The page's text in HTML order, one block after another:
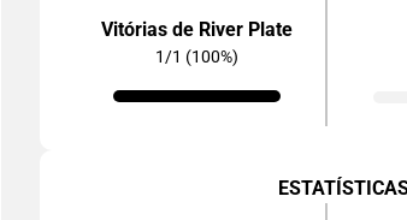
Vitórias de River Plate
1/1 (100%)